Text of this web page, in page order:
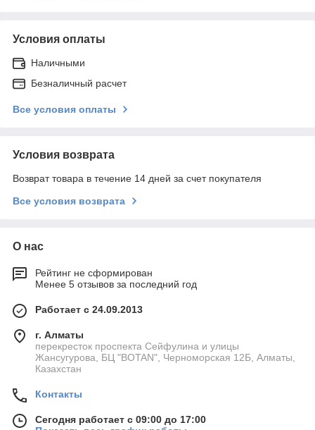
Условия оплаты
Наличными
Безналичный расчет
Все условия оплаты
Условия возврата
Возврат товара в течение 14 дней за счет покупателя
Все условия возврата
О нас
Рейтинг не сформирован
Менее 5 отзывов за последний год
Работает с 24.09.2013
г. Алматы
перекресток проспекта Сейфулина и улицы
Жансугурова, БЦ "BOTAN", Черноморская 12Б, Алматы,
Казахстан
Контакты
Сегодня работает с 09:00 до 17:00